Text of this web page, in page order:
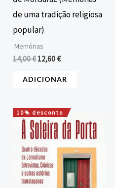
de uma tradição religiosa
popular)
Memórias
14,00€ 12,60€
ADICIONAR
10% desconto
O
preço
original
era:
22,00 €.
O
preço
atual
19,80 €.